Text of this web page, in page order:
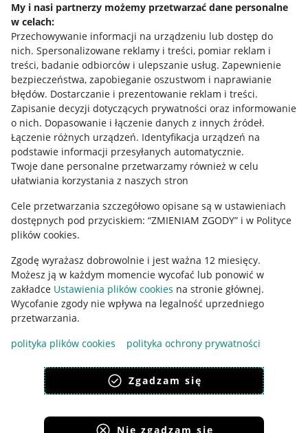
My i nasi partnerzy możemy przetwarzać dane personalne
w celach:
Przechowywanie informacji na urządzeniu lub dostęp do
nich. Spersonalizowane reklamy i treści, pomiar reklam i
treści, badanie odbiorców i ulepszanie usług. Zapewnienie
bezpieczeństwa, zapobieganie oszustwom i naprawianie
błędów. Dostarczanie i prezentowanie reklam i treści.
Zapisanie decyzji dotyczących prywatności oraz informowanie
o nich. Dopasowanie i łączenie danych z innych źródeł.
Łączenie różnych urządzeń. Identyfikacja urządzeń na
podstawie informacji przesyłanych automatycznie.
Twoje dane personalne przetwarzamy również w celu
ułatwiania korzystania z naszych stron
Cele przetwarzania szczegółowo opisane są w ustawieniach
dostępnych pod przyciskiem: “ZMIENIAM ZGODY” i w Polityce
plików cookies.
Zgodę wyrażasz dobrowolnie i jest ważna 12 miesięcy.
Możesz ją w każdym momencie wycofać lub ponowić w
zakładce Ustawienia plików cookies na stronie głównej.
Wycofanie zgody nie wpływa na legalność uprzedniego
przetwarzania.
polityka plików cookies
polityka ochrony prywatności
Zgadzam się
Nie zgadzam się
Allegro Gadane dla sprzedających
Allegro Gadane dla kupujących
Mapa miejscowości
Informacje prawne
Regulamin
Polityka plików "cookies"
Ustawienia plików "cookies"
Udostępnianie lokalizacji
Informacje dla Aktu o Usługach Cyfrowych
Pobierz aplikację